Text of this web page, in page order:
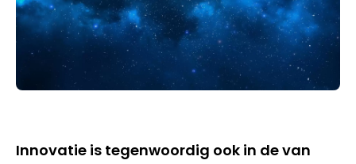
Innovatie is tegenwoordig ook in de van